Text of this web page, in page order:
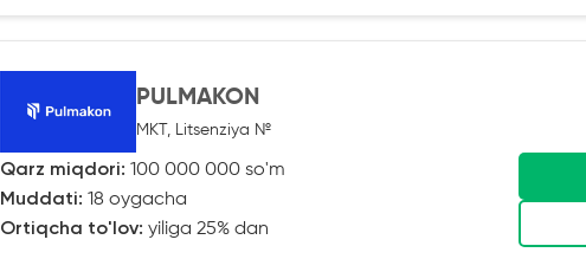
PULMAKON
MKT, Litsenziya №
Qarz miqdori: 100 000 000 so'm
Muddati: 18 oygacha
Ortiqcha to'lov: yiliga 25% dan